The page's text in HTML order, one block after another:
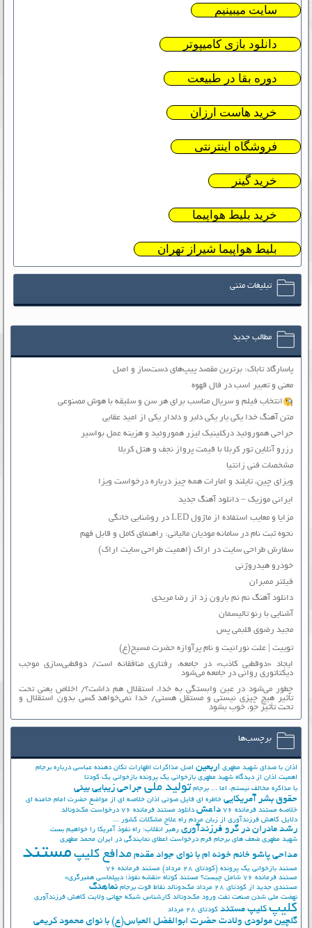
سایت میبینیم
دانلود بازی کامیپوتر
دوره بقا در طبیعت
خرید هاست ارزان
فروشگاه اینترنتی
خرید گینر
خرید بلیط هواپیما
بلیط هواپیما شیراز تهران
تبلیغات متنی
مطالب جدید
پاسارگاد تاباک: برترین مقصد پیپ‌های دست‌ساز و اصل
معنی و تعبیر اسب در فال قهوه
انتخاب فیلم و سریال مناسب برای هر سن و سلیقه با هوش مصنوعی
متن آهنگ خدا یکی یار یکی دلبر و دلدار یکی از امید عقابی
جراحی هموروئید درکلینیک لیزر هموروئید و هزینه عمل بواسیر
رزرو آنلاین تور کربلا با قیمت پرواز نجف و هتل کربلا
مشخصات فنی زانتیا
ویزای چین، تایلند و امارات همه چیز درباره درخواست ویزا
ایرانی موزیک – دانلود آهنگ جدید
مزایا و معایب استفاده از ماژول LED در روشنایی خانگی
نحوه ثبت نام در سامانه مودیان مالیاتی: راهنمای کامل و قابل فهم
سفارش طراحی سایت در اراک (اهمیت طراحی سایت اراک)
خودرو هیدروژنی
فیلتر ممبران
دانلود آهنگ نم نم بارون زد از رضا مریدی
آشنایی با رنو تالیسمان
مجید رضوی قلبمی پس
توییت | علت نورانیت و نام پرآوازه حضرت مسیح(ع)
ایجاد «دوقطبی کاذب» در جامعه، رفتاری منافقانه است/ دوقطبی‌سازی موجب
دیکتاتوری روانی در جامعه می‌شود
چطور می‌شود در عین وابستگی به خدا، استقلال هم داشت؟/ اخلاص یعنی تحت
تأثیر هیچ چیزی نیستی و مستقل هستی/ خدا نمی‌خواهد کسی بدون استقلال و
تحت تأثیر جوّ، خوب بشود
برچسب‌ها
اذان با صدای شهید مطهری اربعین اصل مذاکرات اظهارات تکان دهنده عباسی درباره برجام
اهمیت اذان از دیدگاه شهید مطهری بازخوانی یک پرونده بازخوانی یک کودتا
با مذاکره مخالف نیستم، اما ... برجام تولید ملی جراحی زیبایی بینی
حقوق بشر آمریکایی خاطره ای فایل صوتی اذان خلاصه ای از مواضع حضرت امام خامنه ای
خلاصه مستند فرمانده 76
داعش دانلود مستند فرمانده 76
درخواست مک‌دونالد
دلایل کاهش فرزندآوری از زبان مردم راه علاج مشکلات کشور ...
رشد مادران در گرو فرزندآوری رهبر انقلاب: راه نفوذ آمریکا را خواهیم بست
شهید مطهری ضعف های برجام فرم درخواست اعطای نمایندگی در ایران محمد مطهری
مداحی پاشو خانم خونه ام با نوای جواد مقدم مدافع کلیپ مستند
مستند بازخوانی یک پرونده (کودتای 28 مرداد)
مستند فرمانده 76
مستند فرمانده 76 شامل چیست؟
مستند کوتاه «نقشه نفوذ؛ دیپلماسی همبرگری»
مستندی جدید از کودتای 28 مرداد
مک‌دونالد نقاط قوت برجام نماهنگ
نهضت ملي شدن صنعت نفت ورود مک‌دونالد کارشناس شبکه جهانی ولایت کاهش فرزندآوری
کلیپ کلیپ مستند کودتای 28 مرداد
گلچین مولودی ولادت حضرت ابوالفضل العباس(ع) با نوای محمود کریمی